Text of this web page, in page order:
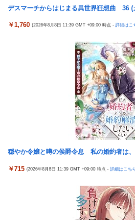
スロッターさん「とある魔術の禁書目録
い」
元NBAプレーヤー、エネス・カンター・
WNBAドラフトの適性を宣言 一部コー
【話題】不倫したらダメなのに、なぜか
理由がコチラ・・・・
新台スマスロ『Lやじきた道中記参る』
時はポイント集めで修行、あっぱれチャ
カ取りこぼし注意 etc…
日本のフォント企業を買収した海外資本
にするようなことするの」とドン引き
【朗報画像】現役JKママ、とんでもない
【朗報】日本のおじいちゃん・おばあち
使いこなしていたｗｗｗｗｗ
「暴走族じゃないのにコルク半ヘルメッ
元NBAプレーヤー、エネス・カンター・
の声明を受け
職場の人妻と不倫をして、ついに、、、
ドイツ空港のウクライナ輸送機に自爆ド
港職員が蹴り落とす…高性能プラスチッ
島田珠代姉さんが好きな方
【朗報】「あの椅子カバー」のカプセル
をパチンコ屋にしちゃおうｗｗｗ
【にじさんじ】Cellmates、NG行動回
【ウマ娘】ドンナと海行きてえなあ
胴体着陸「これよりひどい着陸なら山ほ
デスマーチからはじまる異世界狂想曲 36 (
￥1,760 (2026年8月8日 11:39 GMT +09:00 時点 - 詳細はこ
穏やか令嬢と噂の侯爵令息 私の婚約者は
￥715 (2026年8月8日 11:39 GMT +09:00 時点 - 詳細はこち